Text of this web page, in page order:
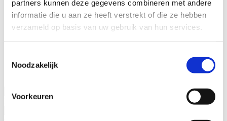
partners kunnen deze gegevens combineren met andere
informatie die u aan ze heeft verstrekt of die ze hebben
verzameld op basis van uw gebruik van hun services.
Noodzakelijk
Voorkeuren
Specialisaties
Advocaat alimentatie
Alimentatie incasseren
Echtscheiding
Partneralimentatie
Ervaringsjaren